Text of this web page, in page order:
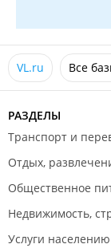
VL.ru Все
РАЗДЕЛЫ
Транспорт и
Отдых,
Общественное
Недвижимость,
Услуги населению